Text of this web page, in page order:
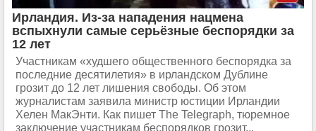
Ирландия. Из-за нападения нацмена
вспыхнули самые серьёзные беспорядки за
12 лет
Участникам «худшего общественного беспорядка за
последние десятилетия» в ирландском Дублине
грозит до 12 лет лишения свободы. Об этом
журналистам заявила министр юстиции Ирландии
Хелен МакЭнти. Как пишет The Telegraph, тюремное
заключение участникам беспорядков грозит...